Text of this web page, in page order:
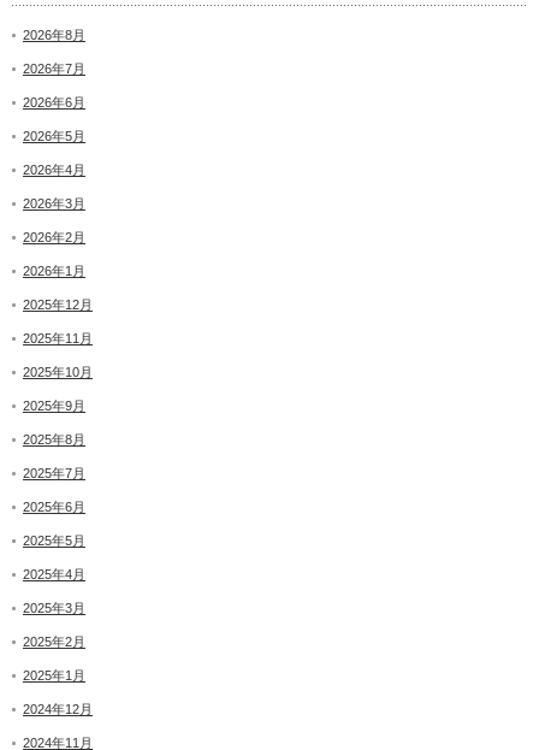
2026年8月
2026年7月
2026年6月
2026年5月
2026年4月
2026年3月
2026年2月
2026年1月
2025年12月
2025年11月
2025年10月
2025年9月
2025年8月
2025年7月
2025年6月
2025年5月
2025年4月
2025年3月
2025年2月
2025年1月
2024年12月
2024年11月